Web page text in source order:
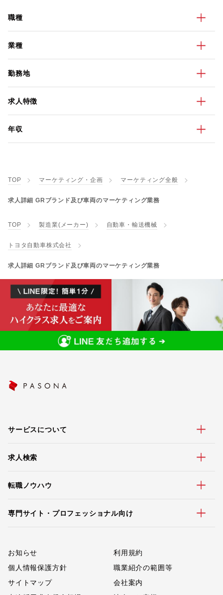
職種
業種
勤務地
求人特徴
年収
TOP マーケティング・企画 マーケティング全般
求人詳細 GRブランド及び車両のマーケティング業務
TOP 製造業(メーカー) 自動車・輸送機械
トヨタ自動車株式会社
求人詳細 GRブランド及び車両のマーケティング業務
サービスについて
求人検索
転職ノウハウ
専門サイト・プロフェッショナル向け
お知らせ
利用規約
個人情報保護方針
職業紹介の範囲等
サイトマップ
会社案内